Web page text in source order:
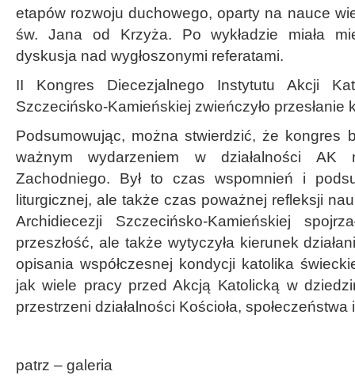
etapów rozwoju duchowego, oparty na nauce
św. Jana od Krzyża. Po wykładzie miała
dyskusja nad wygłoszonymi referatami.
II Kongres Diecezjalnego Instytutu Akcji
Szczecińsko-Kamieńskiej zwieńczyło przesłanie
Podsumowując, można stwierdzić, że kongres
ważnym wydarzeniem w działalności AK
Zachodniego. Był to czas wspomnień i
liturgicznej, ale także czas poważnej refleksji
Archidiecezji Szczecińsko-Kamieńskiej
przeszłość, ale także wytyczyła kierunek
opisania współczesnej kondycji katolika
jak wiele pracy przed Akcją Katolicką w
przestrzeni działalności Kościoła, społeczeństwa
patrz – galeria